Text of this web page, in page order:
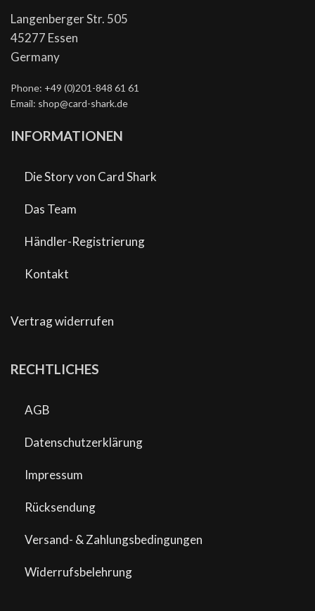
Langenberger Str. 505
45277 Essen
Germany
Phone: +49 (0)201-848 61 61
Email: shop@card-shark.de
INFORMATIONEN
Die Story von Card Shark
Das Team
Händler-Registrierung
Kontakt
Vertrag widerrufen
RECHTLICHES
AGB
Datenschutzerklärung
Impressum
Rücksendung
Versand- & Zahlungsbedingungen
Widerrufsbelehrung